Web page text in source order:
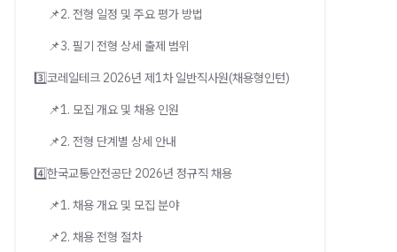
📌2. 전형 일정 및 주요 평가 방법
📌3. 필기 전형 상세 출제 범위
3️⃣코레일테크 2026년 제1차 일반직사원(채용형인턴)
📌1. 모집 개요 및 채용 인원
📌2. 전형 단계별 상세 안내
4️⃣한국교통안전공단 2026년 정규직 채용
📌1. 채용 개요 및 모집 분야
📌2. 채용 전형 절차